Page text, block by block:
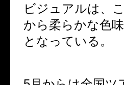
ビジュアルは、
から柔らかな色
となっている。